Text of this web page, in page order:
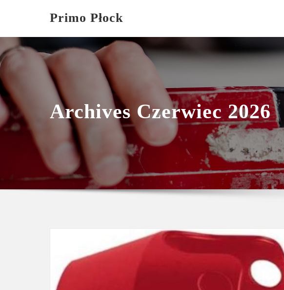
Primo Płock
Archives Czerwiec 2026